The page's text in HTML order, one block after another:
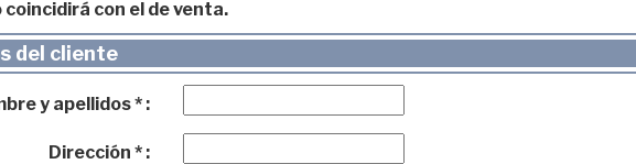
coincidirá con el de venta.
del cliente
y apellidos * :
Dirección * :